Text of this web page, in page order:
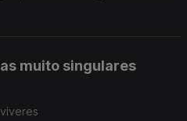
muito singulares